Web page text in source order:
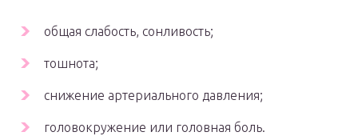
общая слабость, сонливость;
тошнота;
снижение артериального давления;
головокружение или головная боль.